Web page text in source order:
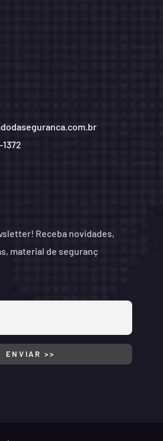
1372
Receba novidades,
material de seguranç